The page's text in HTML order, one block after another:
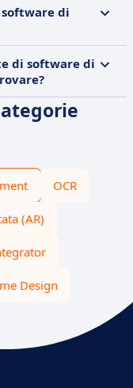
di
di software di
OCR
(AR)
Design